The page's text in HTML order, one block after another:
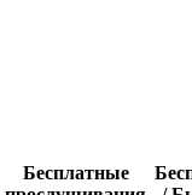
Бесплатные